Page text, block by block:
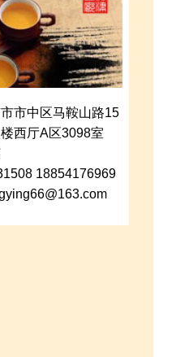
市中区马鞍山路15
西厅A区3098室
18854176969